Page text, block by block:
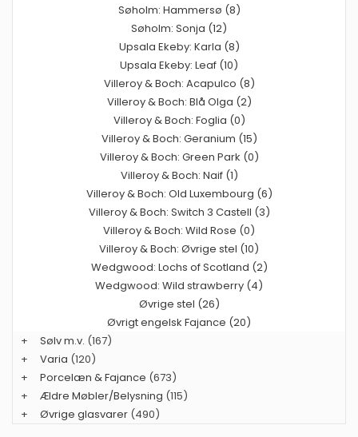
Søholm: Hammersø (8)
Søholm: Sonja (12)
Upsala Ekeby: Karla (8)
Upsala Ekeby: Leaf (10)
Villeroy & Boch: Acapulco (8)
Villeroy & Boch: Blå Olga (2)
Villeroy & Boch: Foglia (0)
Villeroy & Boch: Geranium (15)
Villeroy & Boch: Green Park (0)
Villeroy & Boch: Naif (1)
Villeroy & Boch: Old Luxembourg (6)
Villeroy & Boch: Switch 3 Castell (3)
Villeroy & Boch: Wild Rose (0)
Villeroy & Boch: Øvrige stel (10)
Wedgwood: Lochs of Scotland (2)
Wedgwood: Wild strawberry (4)
Øvrige stel (26)
Øvrigt engelsk Fajance (20)
+
Sølv m.v. (167)
+
Varia (120)
+
Porcelæn & Fajance (673)
+
Ældre Møbler/Belysning (115)
+
Øvrige glasvarer (490)